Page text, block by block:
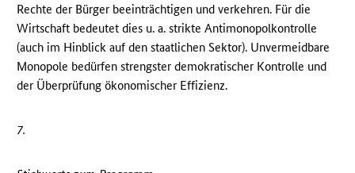
Rechte der Bürger beeinträchtigen und verkehren. Für die
Wirtschaft bedeutet dies u. a. strikte Antimonopolkontrolle
(auch im Hinblick auf den staatlichen Sektor). Unvermeidbare
Monopole bedürfen strengster demokratischer Kontrolle und
der Überprüfung ökonomischer Effizienz.
7.